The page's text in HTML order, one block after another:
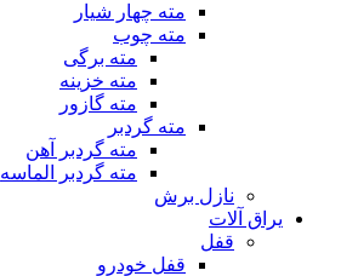
مته چهار شیار
مته چوب
مته برگی
مته خزینه
مته گازور
مته گردبر
مته گردبر آهن
مته گردبر الماسه
نازل برش
یراق آلات
قفل
قفل خودرو